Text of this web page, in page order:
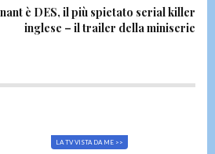
è DES, il più spietato serial killer
inglese – il trailer della miniserie
LA TV VISTA DA ME >>